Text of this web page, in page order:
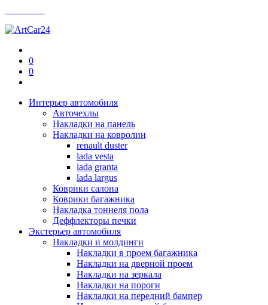
0
0
Интерьер автомобиля
Авточехлы
Накладки на панель
Накладки на ковролин
renault duster
lada vesta
lada granta
lada largus
Коврики салона
Коврики багажника
Накладка тоннеля пола
Деффлекторы печки
Экстерьер автомобиля
Накладки и молдинги
Накладки в проем багажника
Накладки на дверной проем
Накладки на зеркала
Накладки на пороги
Накладки на передний бампер